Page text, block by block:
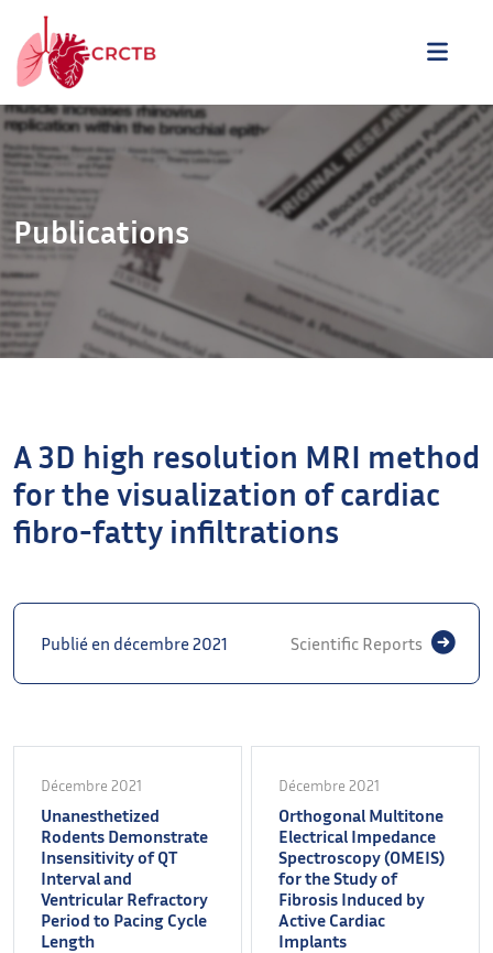
Aller au contenu
Publications
A 3D high resolution MRI method
for the visualization of cardiac
fibro-fatty infiltrations
Publié en décembre 2021 Scientific Reports
Décembre 2021
Unanesthetized
Rodents Demonstrate
Insensitivity of QT
Interval and
Ventricular Refractory
Period to Pacing Cycle
Length
Décembre 2021
Orthogonal Multitone
Electrical Impedance
Spectroscopy (OMEIS)
for the Study of
Fibrosis Induced by
Active Cardiac
Implants